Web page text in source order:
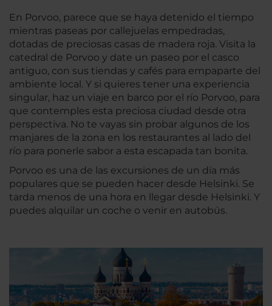
En Porvoo, parece que se haya detenido el tiempo
mientras paseas por callejuelas empedradas,
dotadas de preciosas casas de madera roja. Visita la
catedral de Porvoo y date un paseo por el casco
antiguo, con sus tiendas y cafés para empaparte del
ambiente local. Y si quieres tener una experiencia
singular, haz un viaje en barco por el río Porvoo, para
que contemples esta preciosa ciudad desde otra
perspectiva. No te vayas sin probar algunos de los
manjares de la zona en los restaurantes al lado del
río para ponerle sabor a esta escapada tan bonita.
Porvoo es una de las excursiones de un día más
populares que se pueden hacer desde Helsinki. Se
tarda menos de una hora en llegar desde Helsinki. Y
puedes alquilar un coche o venir en autobús.